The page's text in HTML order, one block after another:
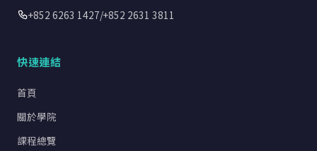
+852 6263 1427/+852 2631 3811
快速連結
首頁
關於學院
課程總覽